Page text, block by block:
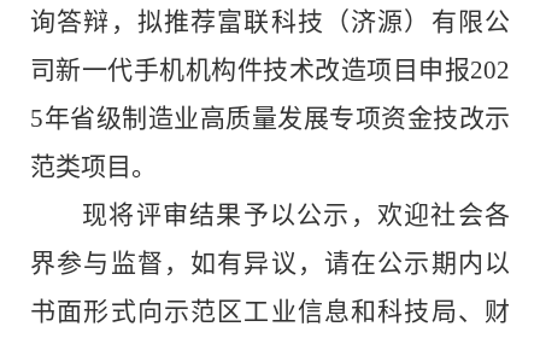
询答辩， 拟推荐富联科技（济源）有限公
司新一代手机机构件技术改造项目 申报202
5年省级制造业高质量发展专项资金技改示
范类项目 。
现将评审结果予以公示，欢迎社会各
界参与监督，如有异议，请在公示期内以
书面形式向示范区工业信息和科技局、财